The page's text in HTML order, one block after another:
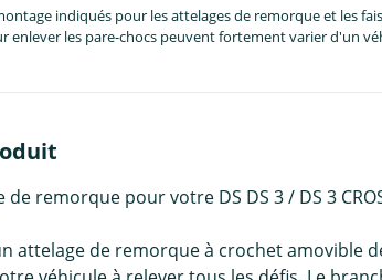
indiqués pour les attelages de remorque et les
enlever les pare-chocs peuvent fortement varier d'un
de remorque pour votre DS DS 3 / DS 3
attelage de remorque à crochet amovible